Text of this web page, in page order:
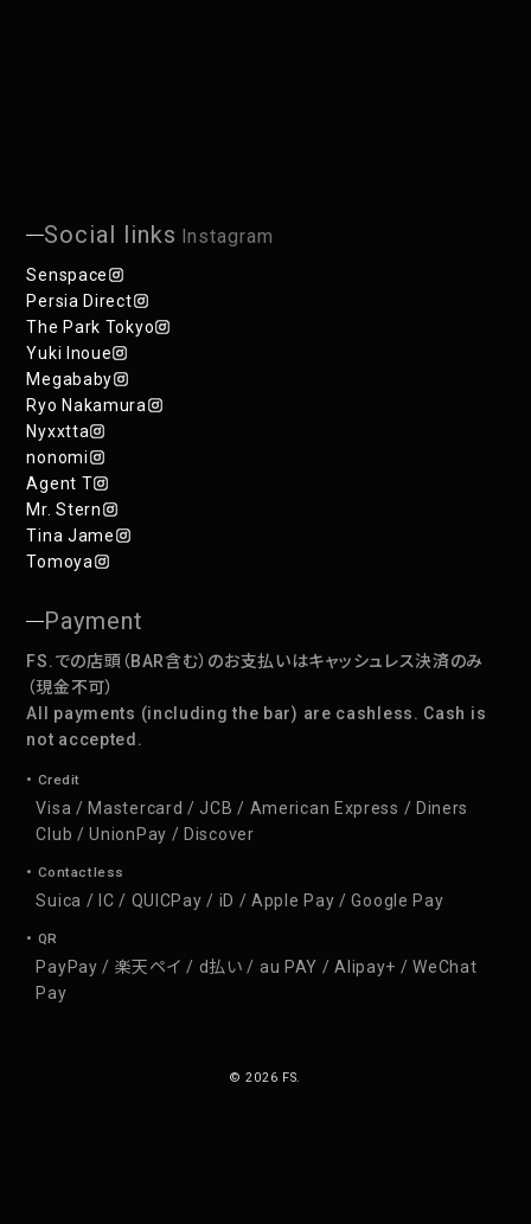
Social links Instagram
Senspace
Persia Direct
The Park Tokyo
Yuki Inoue
Megababy
Ryo Nakamura
Nyxxtta
nonomi
Agent T
Mr. Stern
Tina Jame
Tomoya
Payment
FS.での店頭（BAR含む）のお支払いはキャッシュレス決済のみ
（現金不可）
All payments (including the bar) are cashless. Cash is
not accepted.
• Credit
Visa / Mastercard / JCB / American Express / Diners
Club / UnionPay / Discover
• Contactless
Suica / IC / QUICPay / iD / Apple Pay / Google Pay
• QR
PayPay / 楽天ペイ / d払い / au PAY / Alipay+ / WeChat
Pay
© 2026 FS.